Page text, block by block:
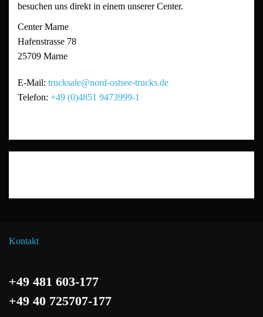
besuchen uns direkt in einem unserer Center.
Center Marne
Hafenstrasse 78
25709 Marne
E-Mail: trucksale@nord-ostsee-trucks.de
Telefon: +49 (0)4851 9473999-1
Kontakt
+49 481 603-177
+49 40 725707-177